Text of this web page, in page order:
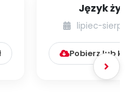
Język
lipiec-
Pobierz lub